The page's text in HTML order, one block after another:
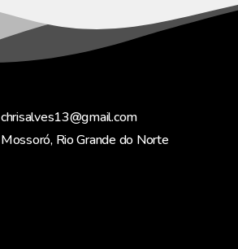
chrisalves13@gmail.com
Mossoró, Rio Grande do Norte